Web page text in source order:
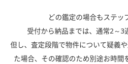
どの鑑定の場合もステッ
受付から納品までは、通常2～3
但し、査定段階で物件について疑義
た場合、その確認のため別途お時間